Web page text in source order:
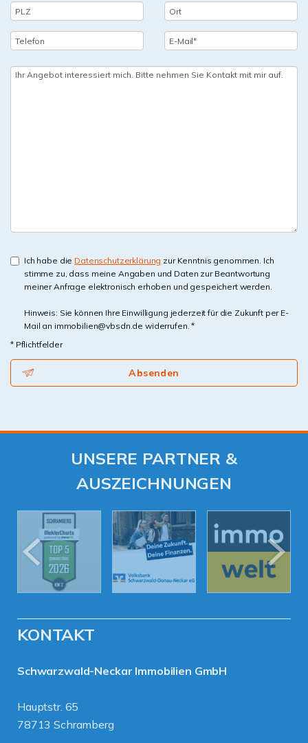
Ich habe die Datenschutzerklärung zur Kenntnis genommen. Ich
stimme zu, dass meine Angaben und Daten zur Beantwortung
meiner Anfrage elektronisch erhoben und gespeichert werden.
Hinweis: Sie können Ihre Einwilligung jederzeit für die Zukunft per E-
Mail an immobilien@vbsdn.de widerrufen. *
* Pflichtfelder
Absenden
UNSERE PARTNER &
AUSZEICHNUNGEN
KONTAKT
Schwarzwald-Neckar Immobilien GmbH
Hauptstr. 65
78713 Schramberg